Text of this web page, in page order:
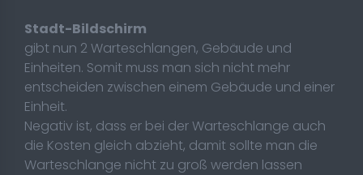
Stadt-Bildschirm
gibt nun 2 Warteschlangen, Gebäude und
Einheiten. Somit muss man sich nicht mehr
entscheiden zwischen einem Gebäude und einer
Einheit.
Negativ ist, dass er bei der Warteschlange auch
die Kosten gleich abzieht, damit sollte man die
Warteschlange nicht zu groß werden lassen